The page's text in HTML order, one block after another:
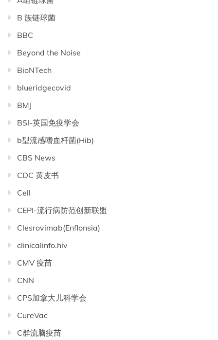
B 族链球菌
BBC
Beyond the Noise
BioNTech
blueridgecovid
BMJ
BSI-英国免疫学会
b型流感嗜血杆菌(Hib)
CBS News
CDC 黄皮书
Cell
CEPI-流行病防范创新联盟
Clesrovimab(Enflonsia)
clinicalinfo.hiv
CMV 疫苗
CNN
CPS加拿大儿科学会
CureVac
C群流脑疫苗